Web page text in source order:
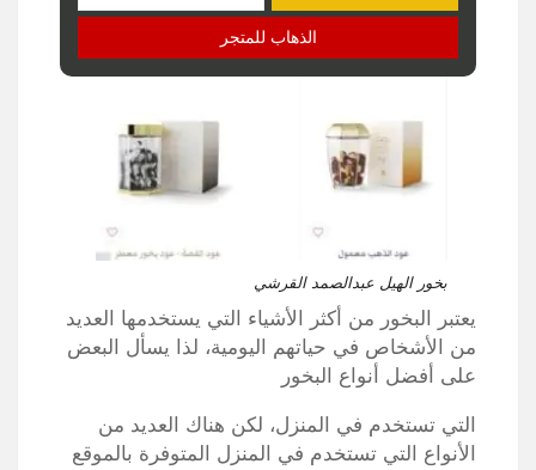
الذهاب للمتجر
بخور الهيل عبدالصمد القرشي
يعتبر البخور من أكثر الأشياء التي يستخدمها العديد
من الأشخاص في حياتهم اليومية، لذا يسأل البعض
على أفضل أنواع البخور
التي تستخدم في المنزل، لكن هناك العديد من
الأنواع التي تستخدم في المنزل المتوفرة بالموقع